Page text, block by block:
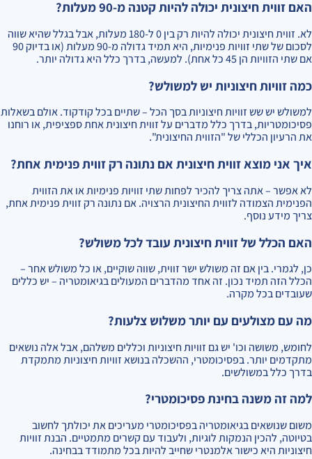
האם זווית חיצונית יכולה להיות קטנה מ-90 מעלות?
לא. זווית חיצונית יכולה להיות רק בין 0 ל-180 מעלות, אבל בגלל שהיא שווה
לסכום של שתי זוויות פנימיות, היא תמיד גדולה מ-90 מעלות (או בדיוק 90
אם שתי הזוויות הן 45 כל אחת). למעשה, בדרך כלל היא גדולה יותר.
כמה זוויות חיצוניות יש למשולש?
למשולש יש שש זוויות חיצוניות בסך הכל – שתיים בכל קודקוד. אולם בשאלות
פסיכומטריות, בדרך כלל מדברים על זווית חיצונית אחת ספציפית, או רוחנו
את הרעיון הכללי של "הזווית החיצונית".
איך אני מוצא זווית חיצונית אם נתונה רק זווית פנימית אחת?
לא אפשר – אתה צריך להכיר לפחות שתי זוויות פנימיות או את הזווית
הפנימית הצמודה לזווית החיצונית הרצויה. אם נתונה רק זווית פנימית אחת,
צריך מידע נוסף.
האם הכלל של זווית חיצונית עובד לכל משולש?
כן, לגמרי. בין אם זה משולש ישר זווית, שווה שוקיים, או כל משולש אחר –
הכלל הזה תמיד נכון. זה אחד מהדברים המעולים בגיאומטריה – יש כללים
שעובדים בכל מקרה.
מה עם מצולעים עם יותר משלוש צלעות?
לחומש, משושה וכו' יש גם זוויות חיצוניות וכללים משלהם, אבל אלה נושאים
מתקדמים יותר. בפסיכומטרי, ההשכלה בנושא זוויות חיצוניות מתמקדת
בדרך כלל במשולשים.
למה זה משנה בחינת פסיכומטרי?
משום שנושאים בגיאומטריה בפסיכומטרי מעריכים את יכולתך לחשוב
בטיוטה, להכין הנמקות לוגיות, ולעבוד עם קשרים מתמטיים. הבנת זוויות
חיצוניות היא כישור אלמנטרי שחייב להיות בכל מתמודד בבחינה.